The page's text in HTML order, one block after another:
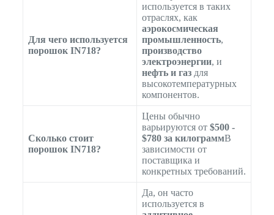
Для чего используется
порошок IN718?
используется в таких
отраслях, как
аэрокосмическая
промышленность,
производство
электроэнергии, и
нефть и газдля
высокотемпературных
компонентов.
Сколько стоит
порошок IN718?
Цены обычно
варьируются от $500 -
$780 за килограммВ
зависимости от
поставщика и
конкретных требований.
Да, он часто
используется в